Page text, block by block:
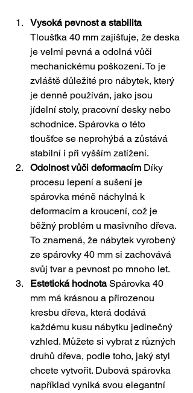
Vysoká pevnost a stabilita
Tloušťka 40 mm zajišťuje, že deska
je velmi pevná a odolná vůči
mechanickému poškození. To je
zvláště důležité pro nábytek, který
je denně používán, jako jsou
jídelní stoly, pracovní desky nebo
schodnice. Spárovka o této
tloušťce se neprohýbá a zůstává
stabilní i při vyšším zatížení.
Odolnost vůči deformacím Díky
procesu lepení a sušení je
spárovka méně náchylná k
deformacím a kroucení, což je
běžný problém u masivního dřeva.
To znamená, že nábytek vyrobený
ze spárovky 40 mm si zachovává
svůj tvar a pevnost po mnoho let.
Estetická hodnota Spárovka 40
mm má krásnou a přirozenou
kresbu dřeva, která dodává
každému kusu nábytku jedinečný
vzhled. Můžete si vybrat z různých
druhů dřeva, podle toho, jaký styl
chcete vytvořit. Dubová spárovka
například vyniká svou elegantní